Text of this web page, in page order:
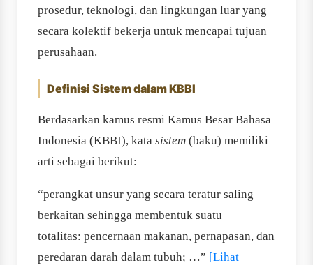
prosedur, teknologi, dan lingkungan luar yang
secara kolektif bekerja untuk mencapai tujuan
perusahaan.
Definisi Sistem dalam KBBI
Berdasarkan kamus resmi Kamus Besar Bahasa
Indonesia (KBBI), kata sistem (baku) memiliki
arti sebagai berikut:
“perangkat unsur yang secara teratur saling
berkaitan sehingga membentuk suatu
totalitas: pencernaan makanan, pernapasan, dan
peredaran darah dalam tubuh; …” [Lihat